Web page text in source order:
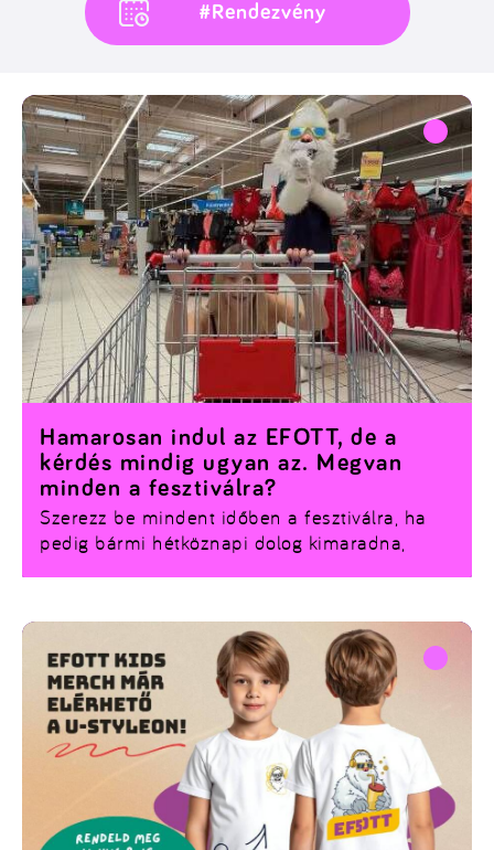
#Rendezvény
Szerezz be mindent időben a fesztiválra, ha
pedig bármi hétköznapi dolog kimaradna,
megoldásunk.
Hamarosan indul az EFOTT, de a
kérdés mindig ugyan az. Megvan
minden a fesztiválra?